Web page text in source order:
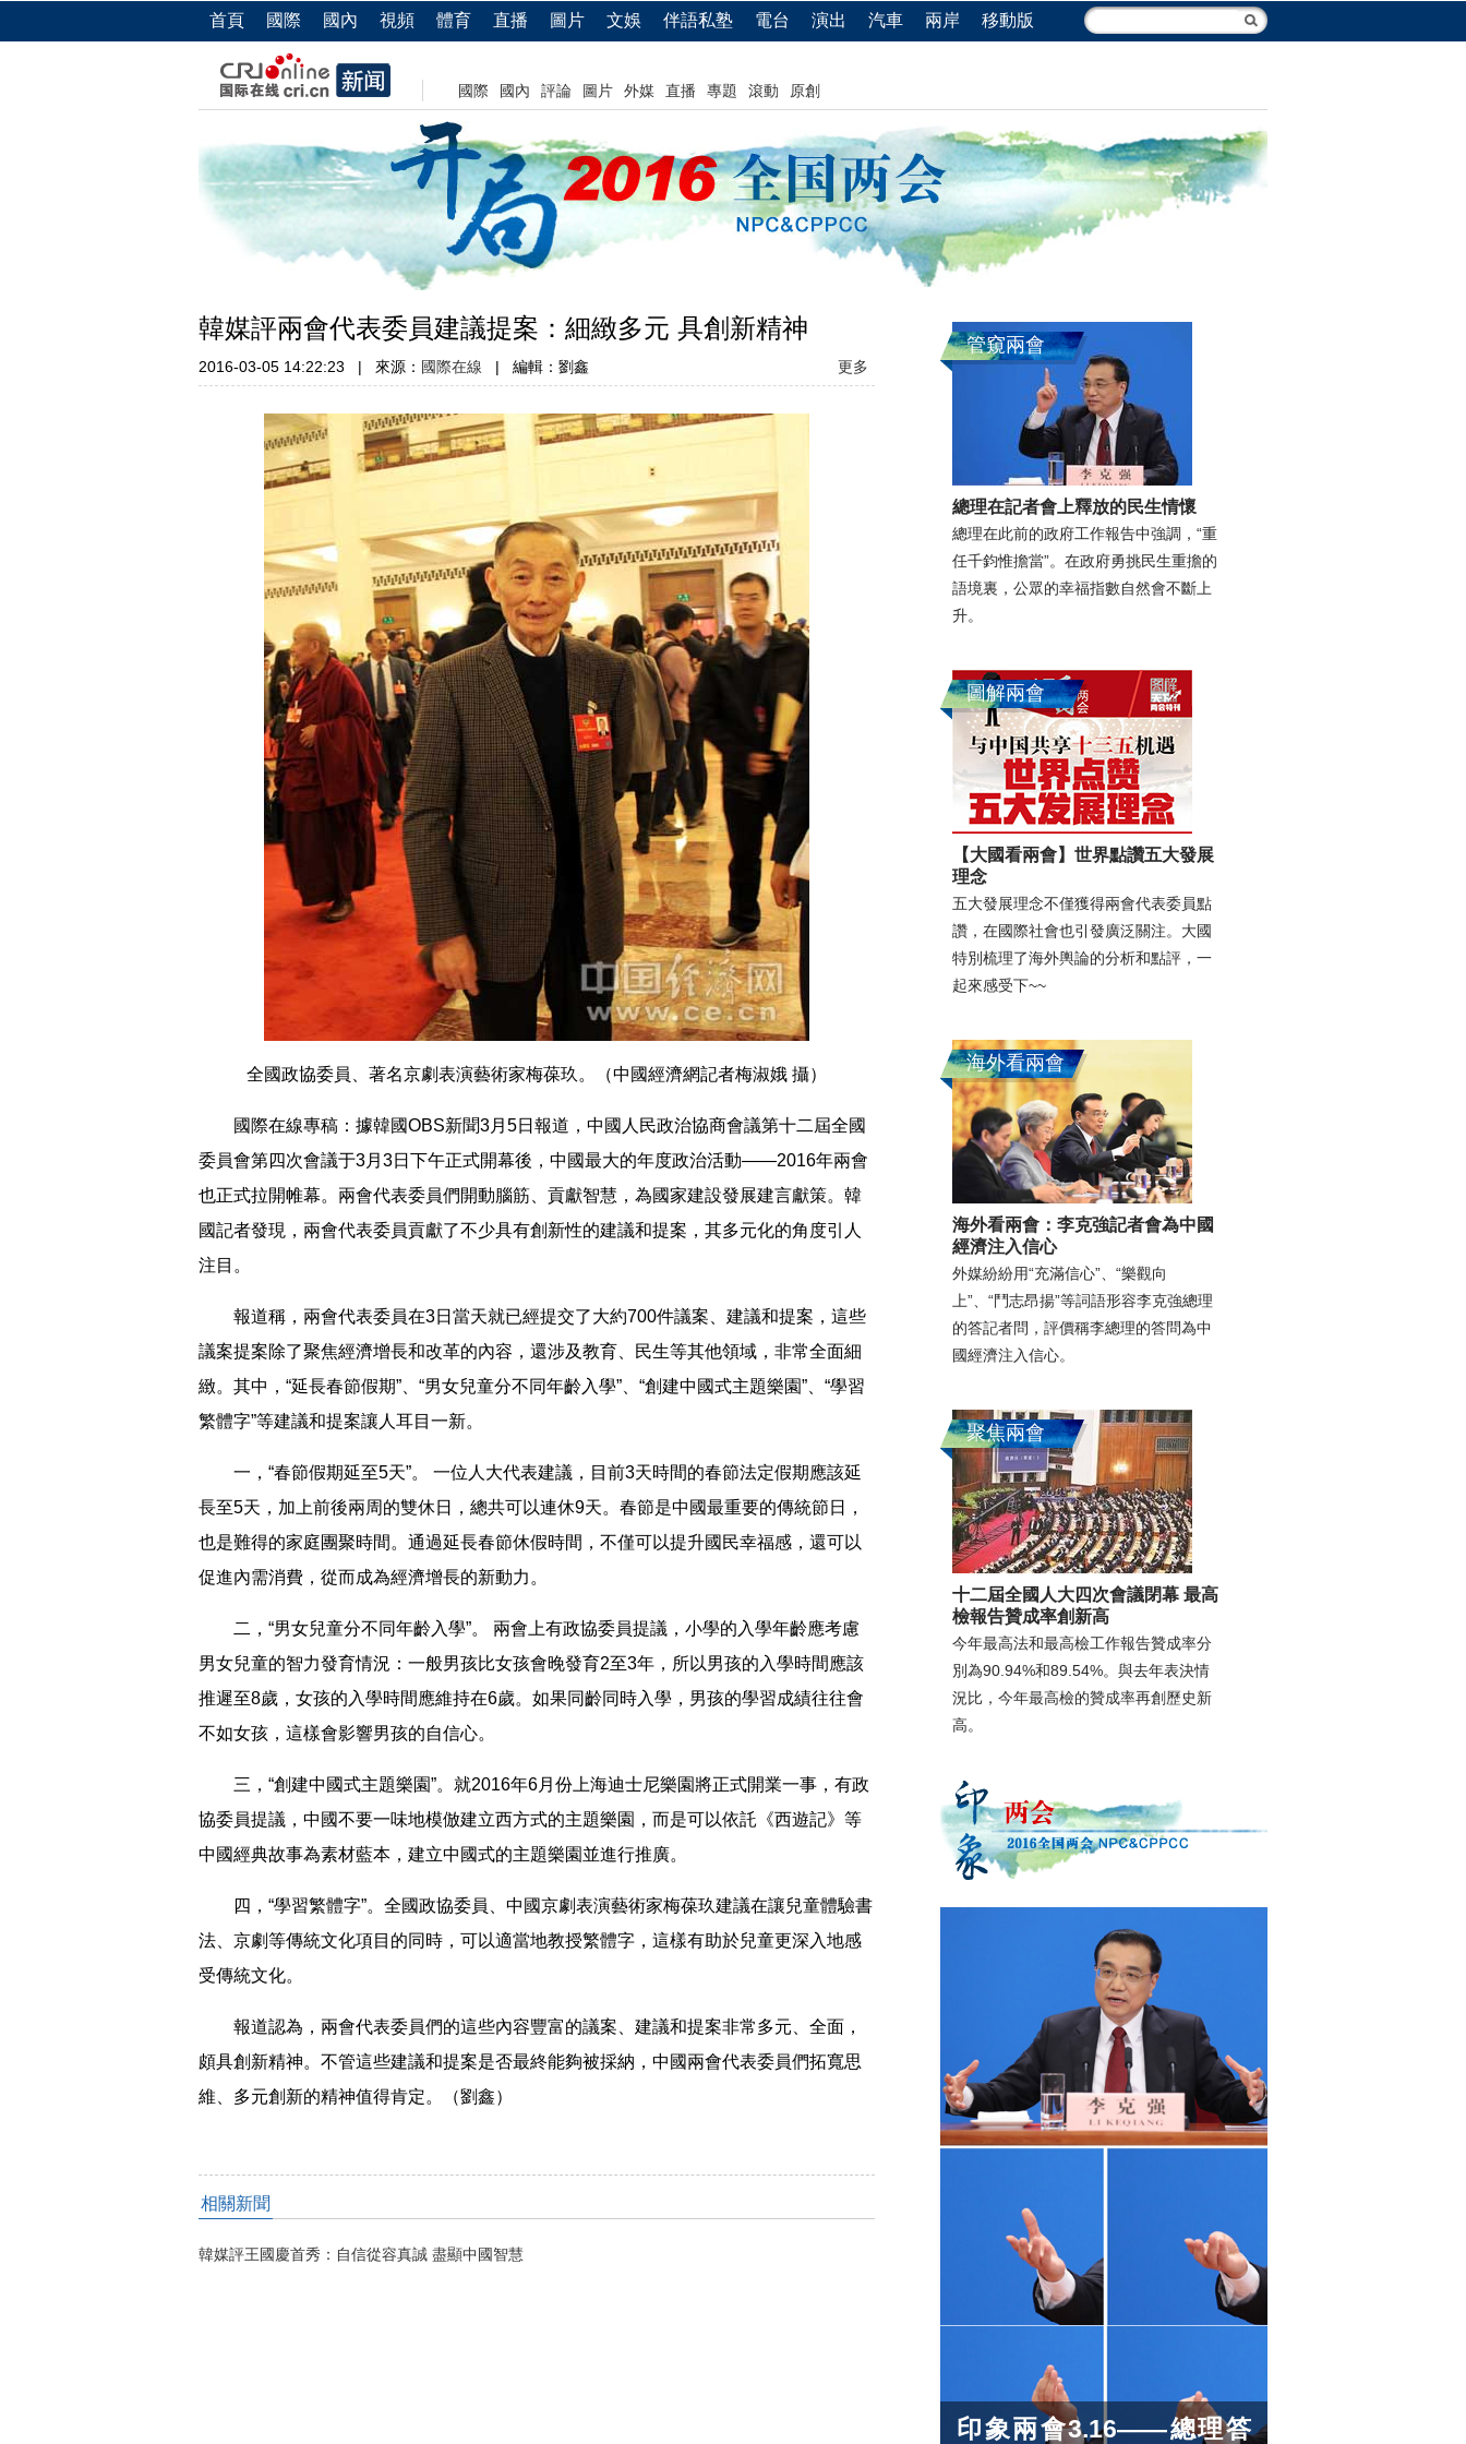
首頁 國際 國內 視頻 體育 直播 圖片 文娛 伴語私塾 電台 演出 汽車 兩岸 移動版
國際 國內 評論 圖片 外媒 直播 專題 滾動 原創
韓媒評兩會代表委員建議提案：細緻多元 具創新精神
2016-03-05 14:22:23 | 來源： 國際在線 | 編輯：劉鑫 更多
全國政協委員、著名京劇表演藝術家梅葆玖。（中國經濟網記者梅淑娥 攝）
國際在線專稿：據韓國OBS新聞3月5日報道，中國人民政治協商會議第十二屆全國
委員會第四次會議于3月3日下午正式開幕後，中國最大的年度政治活動——2016年兩會
也正式拉開帷幕。兩會代表委員們開動腦筋、貢獻智慧，為國家建設發展建言獻策。韓
國記者發現，兩會代表委員貢獻了不少具有創新性的建議和提案，其多元化的角度引人
注目。
報道稱，兩會代表委員在3日當天就已經提交了大約700件議案、建議和提案，這些
議案提案除了聚焦經濟增長和改革的內容，還涉及教育、民生等其他領域，非常全面細
緻。其中，“延長春節假期”、“男女兒童分不同年齡入學”、“創建中國式主題樂園”、“學習
繁體字”等建議和提案讓人耳目一新。
一，“春節假期延至5天”。 一位人大代表建議，目前3天時間的春節法定假期應該延
長至5天，加上前後兩周的雙休日，總共可以連休9天。春節是中國最重要的傳統節日，
也是難得的家庭團聚時間。通過延長春節休假時間，不僅可以提升國民幸福感，還可以
促進內需消費，從而成為經濟增長的新動力。
二，“男女兒童分不同年齡入學”。 兩會上有政協委員提議，小學的入學年齡應考慮
男女兒童的智力發育情況：一般男孩比女孩會晚發育2至3年，所以男孩的入學時間應該
推遲至8歲，女孩的入學時間應維持在6歲。如果同齡同時入學，男孩的學習成績往往會
不如女孩，這樣會影響男孩的自信心。
三，“創建中國式主題樂園”。就2016年6月份上海迪士尼樂園將正式開業一事，有政
協委員提議，中國不要一味地模倣建立西方式的主題樂園，而是可以依託《西遊記》等
中國經典故事為素材藍本，建立中國式的主題樂園並進行推廣。
四，“學習繁體字”。全國政協委員、中國京劇表演藝術家梅葆玖建議在讓兒童體驗書
法、京劇等傳統文化項目的同時，可以適當地教授繁體字，這樣有助於兒童更深入地感
受傳統文化。
報道認為，兩會代表委員們的這些內容豐富的議案、建議和提案非常多元、全面，
頗具創新精神。不管這些建議和提案是否最終能夠被採納，中國兩會代表委員們拓寬思
維、多元創新的精神值得肯定。（劉鑫）
相關新聞
韓媒評王國慶首秀：自信從容真誠 盡顯中國智慧
管窺兩會
總理在記者會上釋放的民生情懷
總理在此前的政府工作報告中強調，“重
任千鈞惟擔當”。在政府勇挑民生重擔的
語境裏，公眾的幸福指數自然會不斷上
升。
圖解兩會
【大國看兩會】世界點讚五大發展
理念
五大發展理念不僅獲得兩會代表委員點
讚，在國際社會也引發廣泛關注。大國
特別梳理了海外輿論的分析和點評，一
起來感受下~~
海外看兩會
海外看兩會：李克強記者會為中國
經濟注入信心
外媒紛紛用“充滿信心”、“樂觀向
上”、“鬥志昂揚”等詞語形容李克強總理
的答記者問，評價稱李總理的答問為中
國經濟注入信心。
聚焦兩會
十二屆全國人大四次會議閉幕 最高
檢報告贊成率創新高
今年最高法和最高檢工作報告贊成率分
別為90.94%和89.54%。與去年表決情
況比，今年最高檢的贊成率再創歷史新
高。
印象兩會3.16——總理答